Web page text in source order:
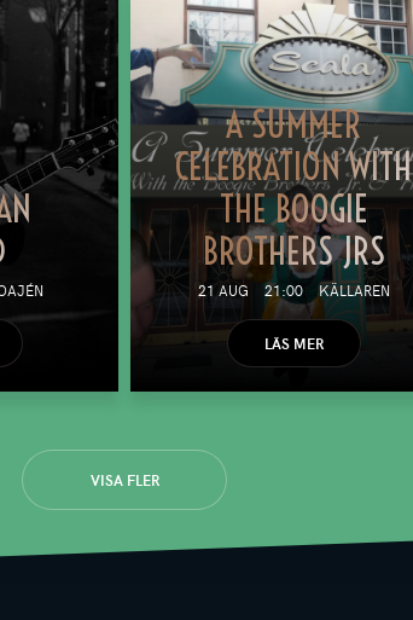
A SUMMER
CELEBRATION WITH
THE BOOGIE
BROTHERS JRS
21 AUG 21:00 KÄLLAREN
LÄS MER
VISA FLER